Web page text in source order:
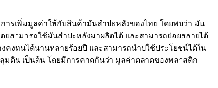
ารเพิ่มมูลค่าให้กับสินค้ามันสำปะหลังของไทย โดยพบว่า มัน
สามารถใช้มันสำปะหลังมาผลิตได้ และสามารถย่อยสลายได้
งทนได้นานหลายร้อยปี และสามารถนำปใช้ประโยชน์ได้ใน
ดิน เป็นต้น โดยมีการคาดกันว่า มูลค่าตลาดของพลาสติก